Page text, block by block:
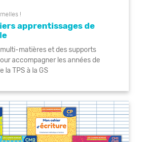
!
apprentissages de
multi-matières et des supports
accompagner les années de
la TPS à la GS